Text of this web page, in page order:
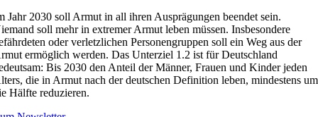
Jahr 2030 soll Armut in all ihren Ausprägungen beendet sein.
soll mehr in extremer Armut leben müssen. Insbesondere
oder verletzlichen Personengruppen soll ein Weg aus der
ermöglich werden. Das Unterziel 1.2 ist für Deutschland
Bis 2030 den Anteil der Männer, Frauen und Kinder jeden
die in Armut nach der deutschen Definition leben, mindestens um
Hälfte reduzieren.